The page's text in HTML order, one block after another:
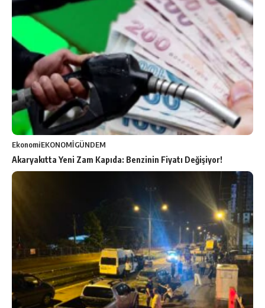
EkonomiEKONOMİGÜNDEM
Akaryakıtta Yeni Zam Kapıda: Benzinin Fiyatı Değişiyor!